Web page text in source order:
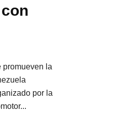
promueven la
por la